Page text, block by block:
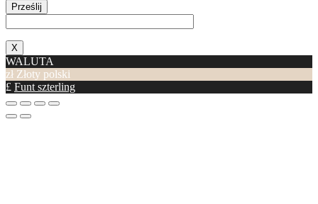
Prześlij
X
WALUTA
zł Złoty polski
£ Funt szterling